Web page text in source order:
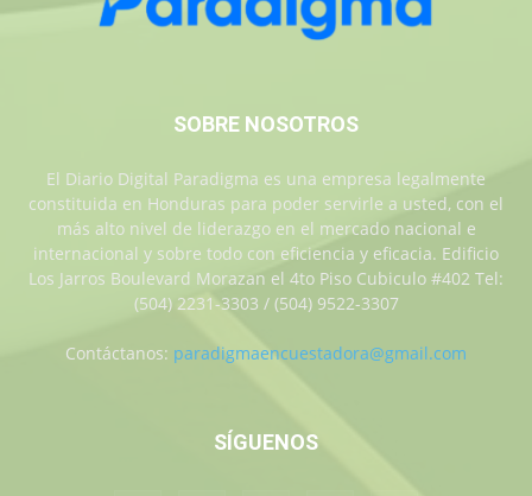
SOBRE NOSOTROS
El Diario Digital Paradigma es una empresa legalmente
constituida en Honduras para poder servirle a usted, con el
más alto nivel de liderazgo en el mercado nacional e
internacional y sobre todo con eficiencia y eficacia. Edificio
Los Jarros Boulevard Morazan el 4to Piso Cubiculo #402 Tel:
(504) 2231-3303 / (504) 9522-3307
Contáctanos: paradigmaencuestadora@gmail.com
SÍGUENOS